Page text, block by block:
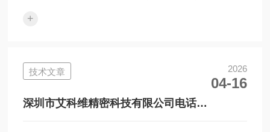
以直接通过电话13···
+
技术文章 2026
04-16
深圳市艾科维精密科技有限公司电话